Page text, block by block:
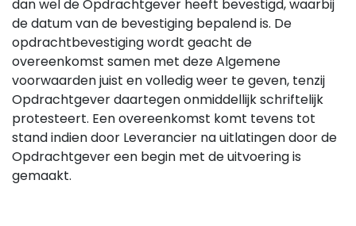
dan wel de Opdrachtgever heeft bevestigd, waarbij
de datum van de bevestiging bepalend is. De
opdrachtbevestiging wordt geacht de
overeenkomst samen met deze Algemene
voorwaarden juist en volledig weer te geven, tenzij
Opdrachtgever daartegen onmiddellijk schriftelijk
protesteert. Een overeenkomst komt tevens tot
stand indien door Leverancier na uitlatingen door de
Opdrachtgever een begin met de uitvoering is
gemaakt.